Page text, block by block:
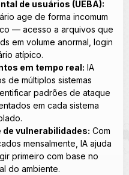
de usuários (UEBA):
age de forma incomum
— acesso a arquivos que
em volume anormal, login
atípico.
em tempo real: IA
de múltiplos sistemas
padrões de ataque
em cada sistema
vulnerabilidades: Com
mensalmente, IA ajuda
primeiro com base no
do ambiente.